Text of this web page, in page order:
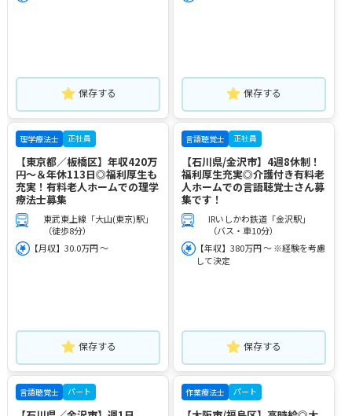
保存する 保存する
理学療法士 正社員
【東京都／板橋区】年収420万
円～＆年休113日◎福利厚生も
充実！有料老人ホームでの理学
療法士募集
東武東上線「大山(東京)駅」
（徒歩8分）
【月収】30.0万円 ～
保存する
言語聴覚士 正社員
【石川県/金沢市】4週8休制！
福利厚生充実◎介護付き有料老
人ホームでの言語聴覚士さん募
集です！
IRいしかわ鉄道「金沢駅」
（バス・車10分）
【年収】380万円 ～ ※経験を考慮
して決定
保存する
言語聴覚士 パート 作業療法士 パート